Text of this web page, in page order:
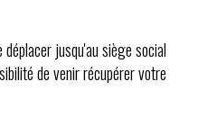
jusqu'au siège social
de venir récupérer votre